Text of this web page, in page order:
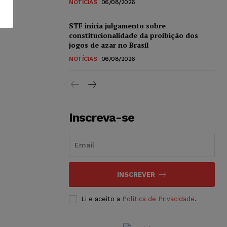
NOTÍCIAS 06/08/2026
STF inicia julgamento sobre
constitucionalidade da proibição dos
jogos de azar no Brasil
NOTÍCIAS 06/08/2026
Inscreva-se
INSCREVER
Li e aceito a Política de Privacidade.